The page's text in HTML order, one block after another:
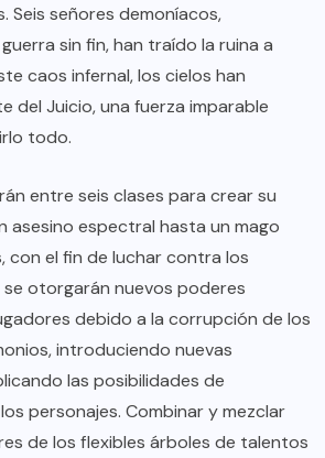
Seis señores demoníacos,
sin fin, han traído la ruina a
caos infernal, los cielos han
del Juicio, una fuerza imparable
todo.
entre seis clases para crear su
asesino espectral hasta un mago
con el fin de luchar contra los
se otorgarán nuevos poderes
debido a la corrupción de los
introduciendo nuevas
las posibilidades de
personajes. Combinar y mezclar
de los flexibles árboles de talentos